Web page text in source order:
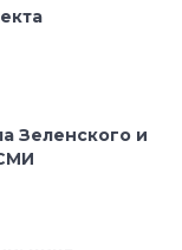
Зеленского и